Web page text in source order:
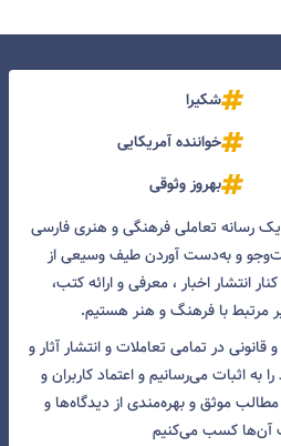
شکیرا
خواننده آمریکایی
بهروز وثوقی
رسانه تعاملی فرهنگی و هنری فارسی
و به‌دست آوردن طیف وسیعی از
انتشار اخبار ، معرفی و ارائه کتب،
مرتبط با فرهنگ و هنر هستیم.
قانونی در تمامی تعاملات و انتشار آثار و
به اثبات می‌رسانیم و اعتماد کاربران و
موثق و بهره‌مندی از دیدگاه‌ها و
آن‌ها کسب می‌کنیم